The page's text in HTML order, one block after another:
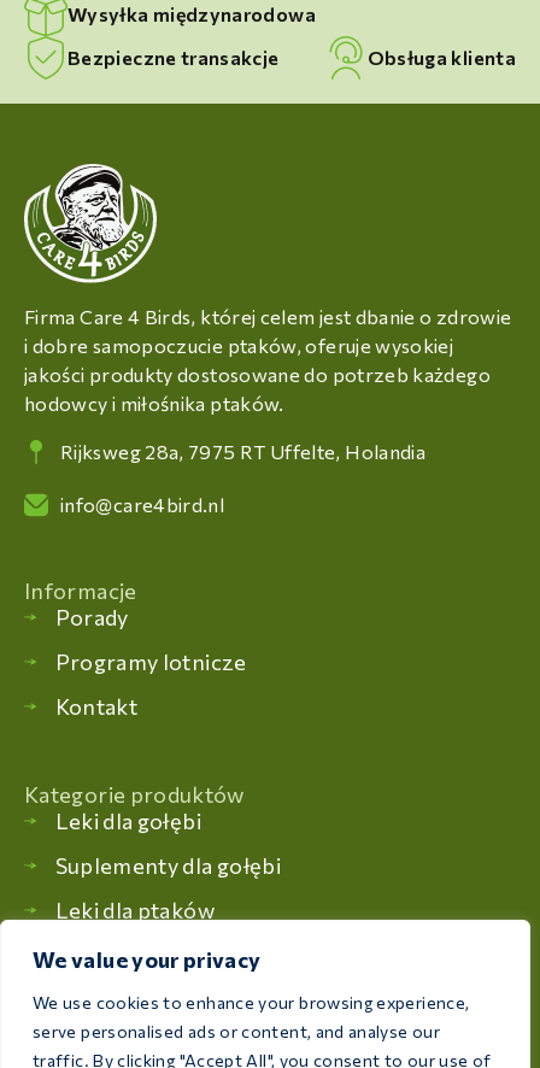
We value your privacy
We use cookies to enhance your browsing experience,
serve personalised ads or content, and analyse our
traffic. By clicking "Accept All", you consent to our use of
Wysyłka międzynarodowa
Bezpieczne transakcje
Obsługa klienta
Firma Care 4 Birds, której celem jest dbanie o zdrowie
i dobre samopoczucie ptaków, oferuje wysokiej
jakości produkty dostosowane do potrzeb każdego
hodowcy i miłośnika ptaków.
Rijksweg 28a, 7975 RT Uffelte, Holandia
info@care4bird.nl
Informacje
Porady
Programy lotnicze
Kontakt
Kategorie produktów
Leki dla gołębi
Suplementy dla gołębi
Leki dla ptaków
Suplementy dla ptaków
Zobacz nasz katalog